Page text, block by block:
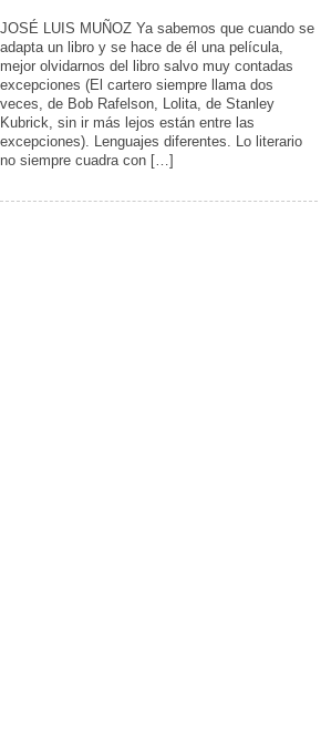
JOSÉ LUIS MUÑOZ Ya sabemos que cuando se
adapta un libro y se hace de él una película,
mejor olvidarnos del libro salvo muy contadas
excepciones (El cartero siempre llama dos
veces, de Bob Rafelson, Lolita, de Stanley
Kubrick, sin ir más lejos están entre las
excepciones). Lenguajes diferentes. Lo literario
no siempre cuadra con […]